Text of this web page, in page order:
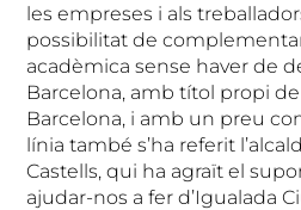
les empreses i als
possibilitat de
acadèmica sense haver de
Barcelona, amb títol propi
Barcelona, i amb un preu
línia també s’ha referit
Castells, qui ha agraït el
ajudar-nos a fer d’Igualada